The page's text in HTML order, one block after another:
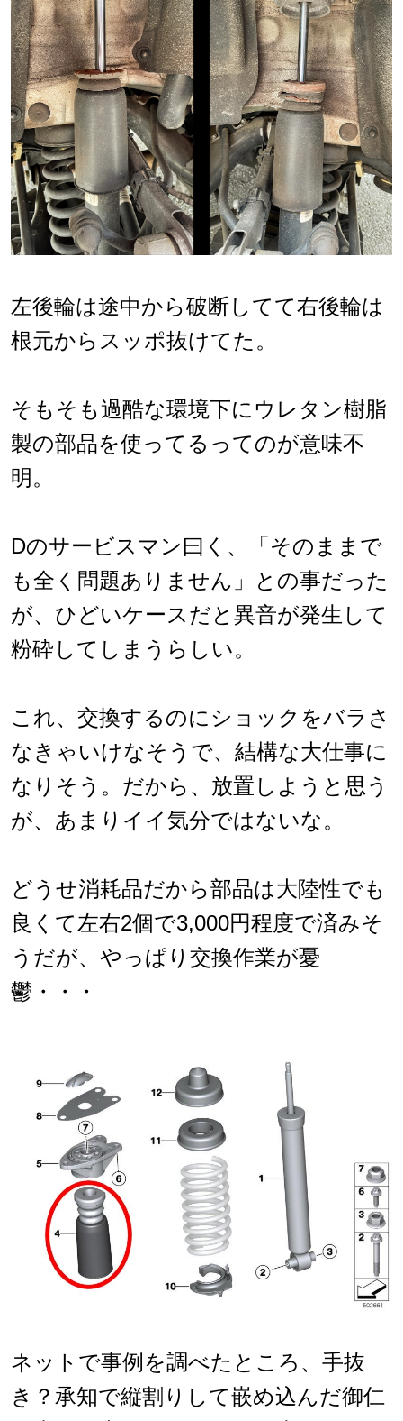
左後輪は途中から破断してて右後輪は
根元からスッポ抜けてた。
そもそも過酷な環境下にウレタン樹脂
製の部品を使ってるってのが意味不
明。
Dのサービスマン曰く、「そのままで
も全く問題ありません」との事だった
が、ひどいケースだと異音が発生して
粉砕してしまうらしい。
これ、交換するのにショックをバラさ
なきゃいけなそうで、結構な大仕事に
なりそう。だから、放置しようと思う
が、あまりイイ気分ではないな。
どうせ消耗品だから部品は大陸性でも
良くて左右2個で3,000円程度で済みそ
うだが、やっぱり交換作業が憂
鬱・・・
ネットで事例を調べたところ、手抜
き？承知で縦割りして嵌め込んだ御仁